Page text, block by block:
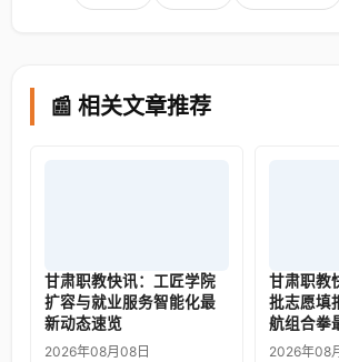
📰 相关文章推荐
甘肃职教快讯：工匠学院
扩容与就业服务智能化最
新动态速览
2026年08月08日
甘肃职教
批志愿填
航组合拳
2026年08